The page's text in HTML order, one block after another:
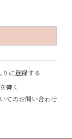
に登録する
書く
てのお問い合わせ